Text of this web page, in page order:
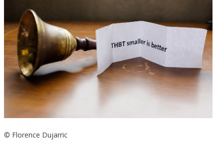
© Florence Dujarric